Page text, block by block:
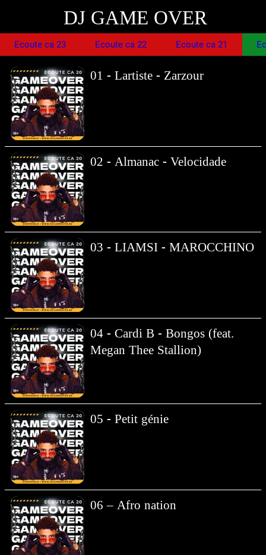
DJ GAME OVER
Ecoute ca 23 Ecoute ca 22 Ecoute ca 21
01 - Lartiste - Zarzour
02 - Almanac - Velocidade
03 - LIAMSI - MAROCCHINO
04 - Cardi B - Bongos (feat.
Megan Thee Stallion)
05 - Petit génie
06 – Afro nation